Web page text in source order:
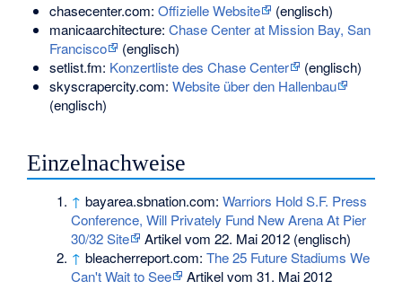
chasecenter.com: Offizielle Website
(englisch)
manicaarchitecture: Chase Center at Mission Bay, San
Francisco
(englisch)
setlist.fm: Konzertliste des Chase Center
(englisch)
skyscrapercity.com: Website über den Hallenbau
(englisch)
Einzelnachweise
↑ bayarea.sbnation.com:Warriors Hold S.F. Press
Conference, Will Privately Fund New Arena At Pier
30/32 Site
Artikel vom 22. Mai 2012 (englisch)
↑ bleacherreport.com:The 25 Future Stadiums We
Can't Wait to See
Artikel vom 31. Mai 2012